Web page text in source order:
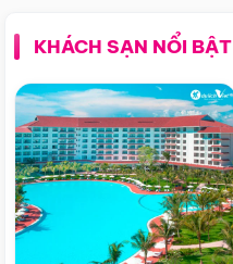
KHÁCH SẠN NỔI BẬT